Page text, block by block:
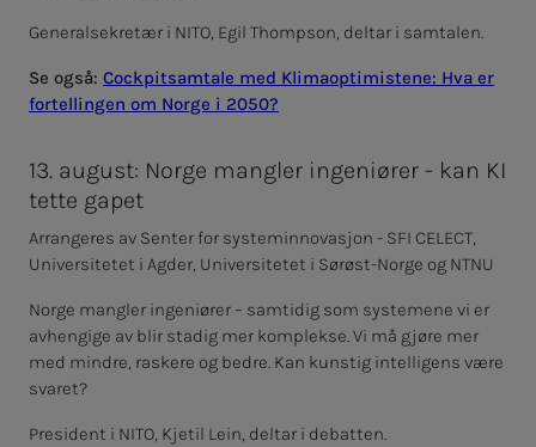
Generalsekretær i NITO, Egil Thompson, deltar i samtalen.
Se også: Cockpitsamtale med Klimaoptimistene: Hva er
fortellingen om Norge i 2050?
13. august: Norge mangler ingeniører - kan KI
tette gapet
Arrangeres av Senter for systeminnovasjon - SFI CELECT,
Universitetet i Agder, Universitetet i Sørøst-Norge og NTNU
Norge mangler ingeniører – samtidig som systemene vi er
avhengige av blir stadig mer komplekse. Vi må gjøre mer
med mindre, raskere og bedre. Kan kunstig intelligens være
svaret?
President i NITO, Kjetil Lein, deltar i debatten.